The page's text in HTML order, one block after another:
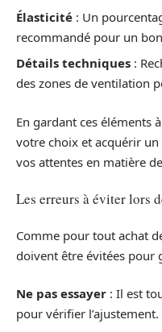
Élasticité : Un
recommandé pour un
Détails techniques :
des zones de ventilation
En gardant ces éléments
votre choix et acquérir
vos attentes en matière
Les erreurs à éviter lors
Comme pour tout achat
doivent être évitées pour
Ne pas essayer : Il est
pour vérifier l’ajustement.